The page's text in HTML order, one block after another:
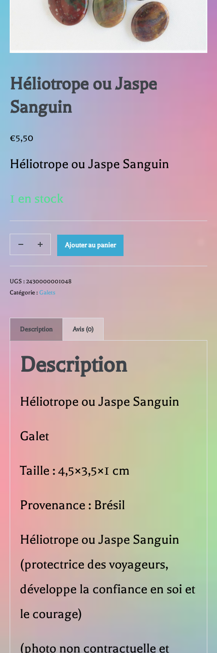
Héliotrope ou Jaspe
Sanguin
€5,50
Héliotrope ou Jaspe Sanguin
1 en stock
quantité
de
Héliotrope
ou
Jaspe
Sanguin
Ajouter au panier
UGS : 2430000001048
Catégorie : Galets
Description Avis (0)
Description
Héliotrope ou Jaspe Sanguin
Galet
Taille : 4,5×3,5×1 cm
Provenance : Brésil
Héliotrope ou Jaspe Sanguin
(protectrice des voyageurs,
développe la confiance en soi et
le courage)
(photo non contractuelle et